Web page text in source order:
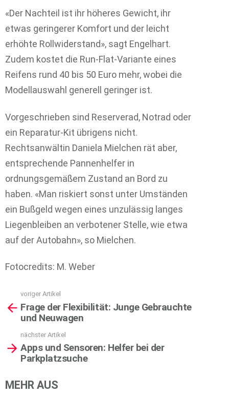
«Der Nachteil ist ihr höheres Gewicht, ihr
etwas geringerer Komfort und der leicht
erhöhte Rollwiderstand», sagt Engelhart.
Zudem kostet die Run-Flat-Variante eines
Reifens rund 40 bis 50 Euro mehr, wobei die
Modellauswahl generell geringer ist.
Vorgeschrieben sind Reserverad, Notrad oder
ein Reparatur-Kit übrigens nicht.
Rechtsanwältin Daniela Mielchen rät aber,
entsprechende Pannenhelfer in
ordnungsgemäßem Zustand an Bord zu
haben. «Man riskiert sonst unter Umständen
ein Bußgeld wegen eines unzulässig langes
Liegenbleiben an verbotener Stelle, wie etwa
auf der Autobahn», so Mielchen.
Fotocredits: M. Weber
more
voriger Artikel
Frage der Flexibilität: Junge Gebrauchte
und Neuwagen
nächster Artikel
Apps und Sensoren: Helfer bei der
Parkplatzsuche
MEHR AUS